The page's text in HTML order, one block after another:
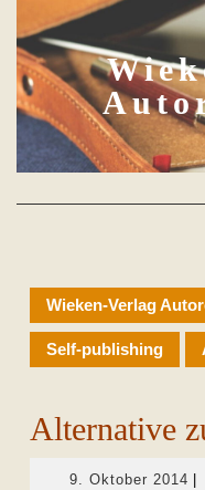
to
content
Wieken-Verlag
Self-publishing
Alternative
9. Oktober 2014 9.